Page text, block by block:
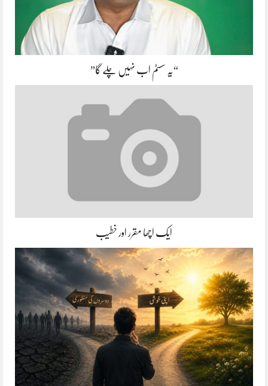
“یہ سسٹم اب نہیں چلے گا”
ایک اچھا مقرر اور خطیب